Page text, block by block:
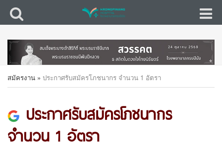
สมัครงาน » ประกาศรับสมัครโภชนากร จำนวน 1 อัตรา
ประกาศรับสมัครโภชนากร
จำนวน 1 อัตรา